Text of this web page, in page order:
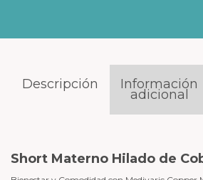
Descripción Información
adicional
Short Materno Hilado de